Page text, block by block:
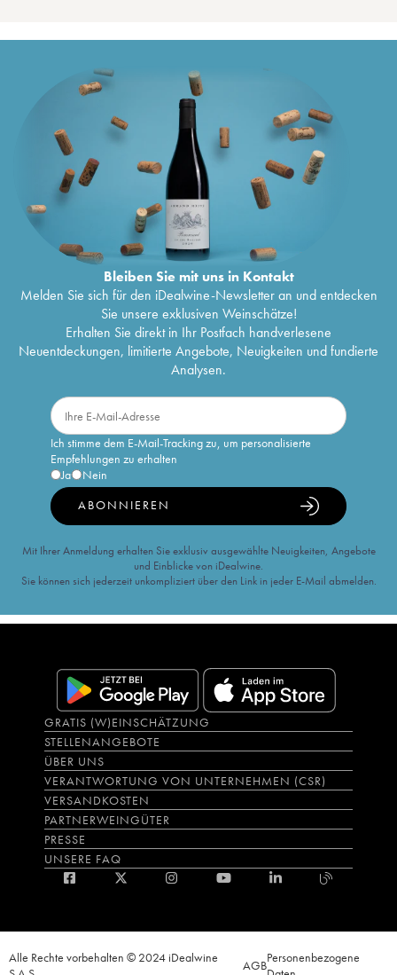
Bleiben Sie mit uns in Kontakt
Melden Sie sich für den iDealwine-Newsletter an und entdecken
Sie unsere exklusiven Weinschätze!
Erhalten Sie direkt in Ihr Postfach handverlesene
Neuentdeckungen, limitierte Angebote, Neuigkeiten und fundierte
Analysen.
Ich stimme dem E-Mail-Tracking zu, um personalisierte
Empfehlungen zu erhalten
Ja
Nein
ABONNIEREN
Mit Ihrer Anmeldung erhalten Sie exklusiv ausgewählte Neuigkeiten, Angebote
und Einblicke von iDealwine.
Sie können sich jederzeit unkompliziert über den Link in jeder E-Mail abmelden.
GRATIS (W)EINSCHÄTZUNG
STELLENANGEBOTE
ÜBER UNS
VERANTWORTUNG VON UNTERNEHMEN (CSR)
VERSANDKOSTEN
PARTNERWEINGÜTER
PRESSE
UNSERE FAQ
Alle Rechte vorbehalten © 2024 iDealwine
AGBPersonenbezogene